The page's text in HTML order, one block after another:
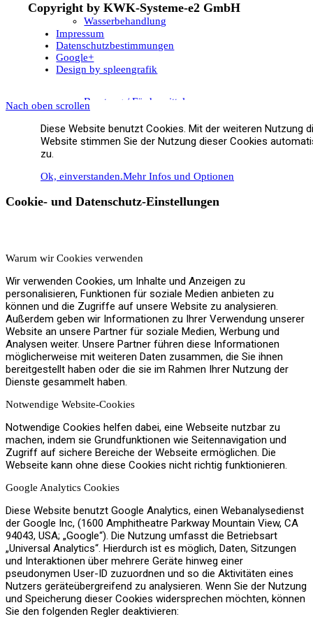
Wasserbehandlung
Beratung / Fördermittel
Referenzen
Jobs
Kontakt
Menü Menü
Copyright by KWK-Systeme-e2 GmbH
Impressum
Datenschutzbestimmungen
Google+
Design by spleengrafik
Nach oben scrollen
Diese Website benutzt Cookies. Mit der weiteren Nutzung
Website stimmen Sie der Nutzung dieser Cookies
zu.
Ok, einverstanden.Mehr Infos und Optionen
Cookie- und Datenschutz-Einstellungen
Warum wir Cookies verwenden
Wir verwenden Cookies, um Inhalte und Anzeigen zu
personalisieren, Funktionen für soziale Medien anbieten zu
können und die Zugriffe auf unsere Website zu analysieren.
Außerdem geben wir Informationen zu Ihrer Verwendung unserer
Website an unsere Partner für soziale Medien, Werbung und
Analysen weiter. Unsere Partner führen diese Informationen
möglicherweise mit weiteren Daten zusammen, die Sie ihnen
bereitgestellt haben oder die sie im Rahmen Ihrer Nutzung der
Dienste gesammelt haben.
Notwendige Website-Cookies
Notwendige Cookies helfen dabei, eine Webseite nutzbar zu
machen, indem sie Grundfunktionen wie Seitennavigation und
Zugriff auf sichere Bereiche der Webseite ermöglichen. Die
Webseite kann ohne diese Cookies nicht richtig funktionieren.
Google Analytics Cookies
Diese Website benutzt Google Analytics, einen Webanalysedienst
der Google Inc, (1600 Amphitheatre Parkway Mountain View, CA
94043, USA; „Google“). Die Nutzung umfasst die Betriebsart
„Universal Analytics“. Hierdurch ist es möglich, Daten, Sitzungen
und Interaktionen über mehrere Geräte hinweg einer
pseudonymen User-ID zuzuordnen und so die Aktivitäten eines
Nutzers geräteübergreifend zu analysieren. Wenn Sie der Nutzung
und Speicherung dieser Cookies widersprechen möchten, können
Sie den folgenden Regler deaktivieren: